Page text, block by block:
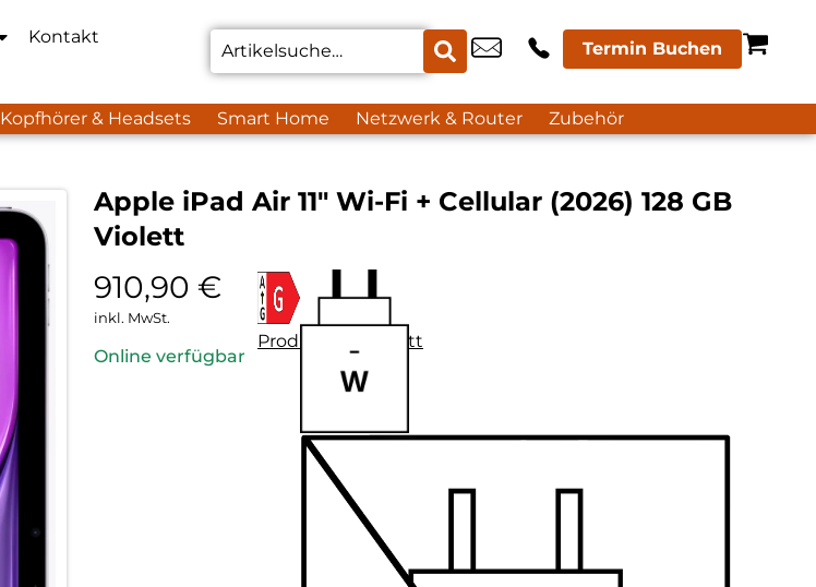
Kontakt
Termin Buchen
Kopfhörer & Headsets Smart Home Netzwerk & Router Zubehör
Apple iPad Air 11″ Wi-Fi + Cellular (2026) 128 GB
Violett
910,90 €
inkl. MwSt.
Online verfügbar
Produktdatenblatt